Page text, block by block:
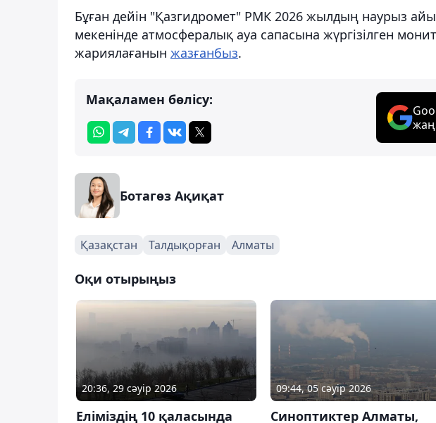
Бұған дейін "Қазгидромет" РМК 2026 жылдың наурыз
мекенінде атмосфералық ауа сапасына жүргізілген
жариялағанын жазғанбыз.
Мақаламен бөлісу:
Ботагөз Ақиқат
Қазақстан Талдықорған Алматы
Оқи отырыңыз
20:36, 29 сәуір 2026
Еліміздің 10 қаласында
09:44, 05 сәуір 2026
Синоптиктер Алматы,